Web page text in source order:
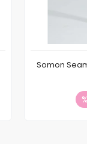
Somon